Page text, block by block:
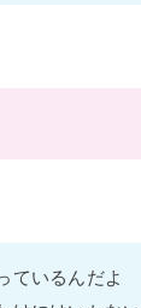
ているんだよ